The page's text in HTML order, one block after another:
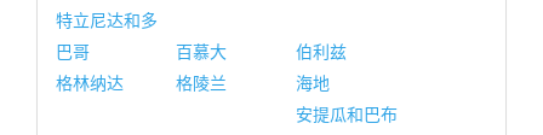
特立尼达和多
巴哥
百慕大
伯利兹
格林纳达
格陵兰 海地
安提瓜和巴布